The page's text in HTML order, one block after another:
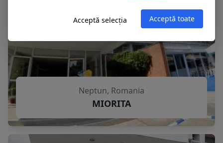
Neptun, Romania
MIORITA
Acceptă selecția Acceptă toate